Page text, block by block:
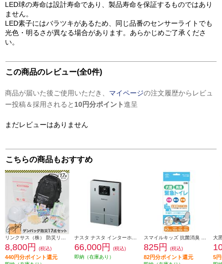
LED球の寿命は設計寿命であり、製品寿命を保証するものではあり
ません。
LED素子にはバラツキがあるため、同じ品番のセンサーライトでも
光色・明るさが異なる場合があります。あらかじめご了承くださ
い。
この商品のレビュー(全0件)
商品が届いた後ご使用いただき、 マイページの注文履歴からレビュ
ー投稿＆採用されると 10円分ポイント進呈
まだレビューはありません
こちらの商品もおすすめ
8,800円 (税込)
440円分ポイント還元
66,000円
(税込)
即納（在庫あり）
825円 (税込)
82円分ポイント還元 5